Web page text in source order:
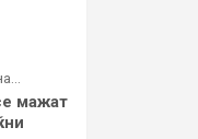
мажат